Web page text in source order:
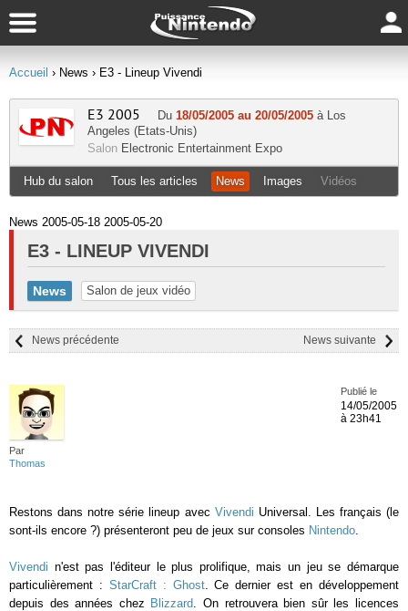
Accueil › News › E3 - Lineup Vivendi
E3 2005 Du 18/05/2005 au 20/05/2005 à Los
Angeles (Etats-Unis)
Salon Electronic Entertainment Expo
Hub du salon Tous les articles News Images Vidéos
News 2005-05-18 2005-05-20
E3 - LINEUP VIVENDI
News Salon de jeux vidéo
News suivante
News précédente
Par
Thomas
Publié le
14/05/2005
à 23h41
Restons dans notre série lineup avec Vivendi Universal. Les français (le
sont-ils encore ?) présenteront peu de jeux sur consoles Nintendo.
Vivendi n'est pas l'éditeur le plus prolifique, mais un jeu se démarque
particulièrement : StarCraft : Ghost. Ce dernier est en développement
depuis des années chez Blizzard. On retrouvera bien sûr les licences